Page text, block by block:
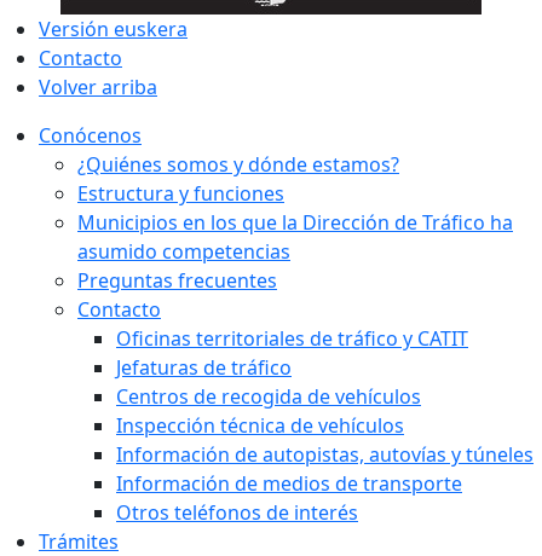
Versión euskera
Contacto
Volver arriba
Conócenos
¿Quiénes somos y dónde estamos?
Estructura y funciones
Municipios en los que la Dirección de Tráfico ha
asumido competencias
Preguntas frecuentes
Contacto
Oficinas territoriales de tráfico y CATIT
Jefaturas de tráfico
Centros de recogida de vehículos
Inspección técnica de vehículos
Información de autopistas, autovías y túneles
Información de medios de transporte
Otros teléfonos de interés
Trámites